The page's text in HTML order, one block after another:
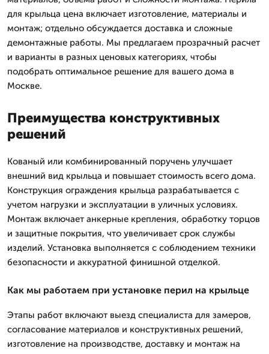
для крыльца цена включает изготовление, материалы и
монтаж; отдельно обсуждается доставка и сложные
демонтажные работы. Мы предлагаем прозрачный расчет
и варианты в разных ценовых категориях, чтобы
подобрать оптимальное решение для вашего дома в
Москве.
Преимущества конструктивных
решений
Кованый или комбинированный поручень улучшает
внешний вид крыльца и повышает стоимость всего дома.
Конструкция ограждения крыльца разрабатывается с
учетом нагрузки и эксплуатации в уличных условиях.
Монтаж включает анкерные крепления, обработку торцов
и защитные покрытия, что увеличивает срок службы
изделий. Установка выполняется с соблюдением техники
безопасности и аккуратной финишной отделкой.
Как мы работаем при установке перил на крыльце
Этапы работ включают выезд специалиста для замеров,
согласование материалов и конструктивных решений,
изготовление на производстве, доставку и монтаж на